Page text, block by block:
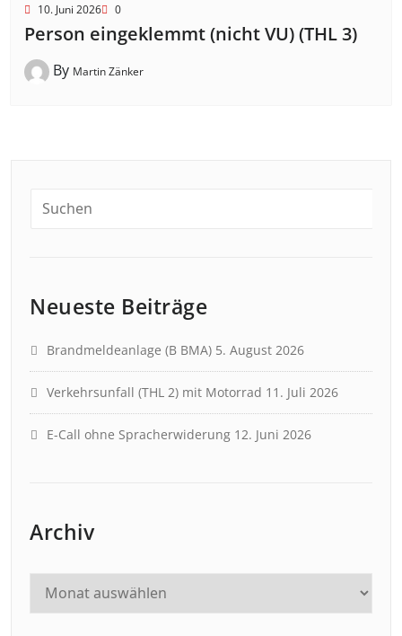
10. Juni 2026 0
Person eingeklemmt (nicht VU) (THL 3)
By Martin Zänker
Neueste Beiträge
Brandmeldeanlage (B BMA) 5. August 2026
Verkehrsunfall (THL 2) mit Motorrad 11. Juli 2026
E-Call ohne Spracherwiderung 12. Juni 2026
Archiv